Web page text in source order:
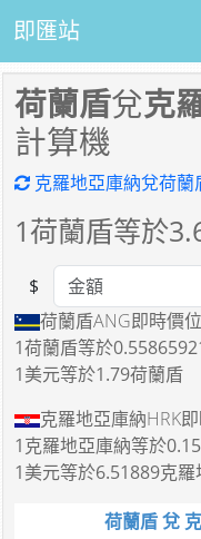
即匯站
荷蘭盾兌克
計算機
克羅地亞庫納兌荷蘭
1荷蘭盾等於
Amount
$
荷蘭盾ANG即時價
1荷蘭盾等於
1美元等於1.79荷蘭盾
克羅地亞庫納HRK
1克羅地亞庫納等於
1美元等於6.51889克羅
荷蘭盾 兌